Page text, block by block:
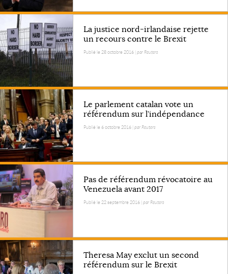
La justice nord-irlandaise rejette
un recours contre le Brexit
Publié le 28 octobre 2016 |par Reuters
Le parlement catalan vote un
référendum sur l’indépendance
Publié le 6 octobre 2016 |par Reuters
Pas de référendum révocatoire au
Venezuela avant 2017
Publié le 22 septembre 2016 |par Reuters
Theresa May exclut un second
référendum sur le Brexit